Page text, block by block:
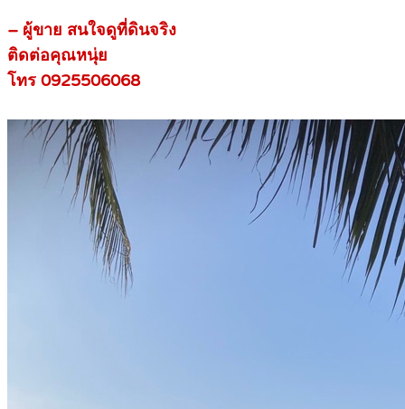
– ผู้ขาย สนใจดูที่ดินจริง
ติดต่อคุณหนุ่ย
โทร 0925506068